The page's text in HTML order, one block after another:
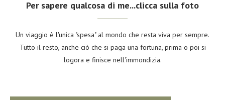
Per sapere qualcosa di me...clicca sulla foto
Un viaggio è l'unica "spesa" al mondo che resta viva per sempre.
Tutto il resto, anche ciò che si paga una fortuna, prima o poi si
logora e finisce nell'immondizia.